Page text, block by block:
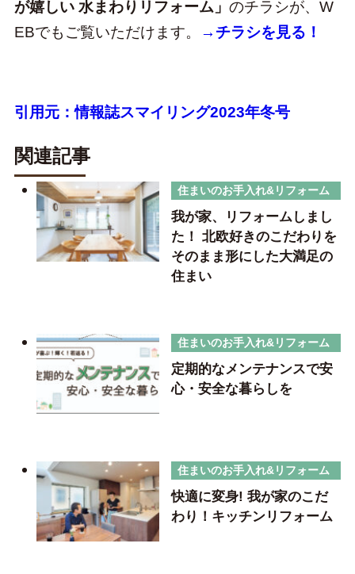
が嬉しい 水まわりリフォーム」 のチラシが、W
EBでもご覧いただけます。
→チラシを見る！
引用元：情報誌スマイリング2023年冬号
関連記事
住まいのお手入れ&リフォーム
我が家、リフォームしまし
た！ 北欧好きのこだわりを
そのまま形にした大満足の
住まい
住まいのお手入れ&リフォーム
定期的なメンテナンスで安
心・安全な暮らしを
住まいのお手入れ&リフォーム
快適に変身! 我が家のこだ
わり！キッチンリフォーム